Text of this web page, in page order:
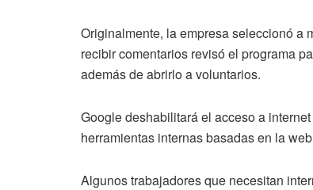
Originalmente, la empresa seleccionó a
recibir comentarios revisó el programa
además de abrirlo a voluntarios.
Google deshabilitará el acceso a
herramientas internas basadas en la
Algunos trabajadores que necesitan